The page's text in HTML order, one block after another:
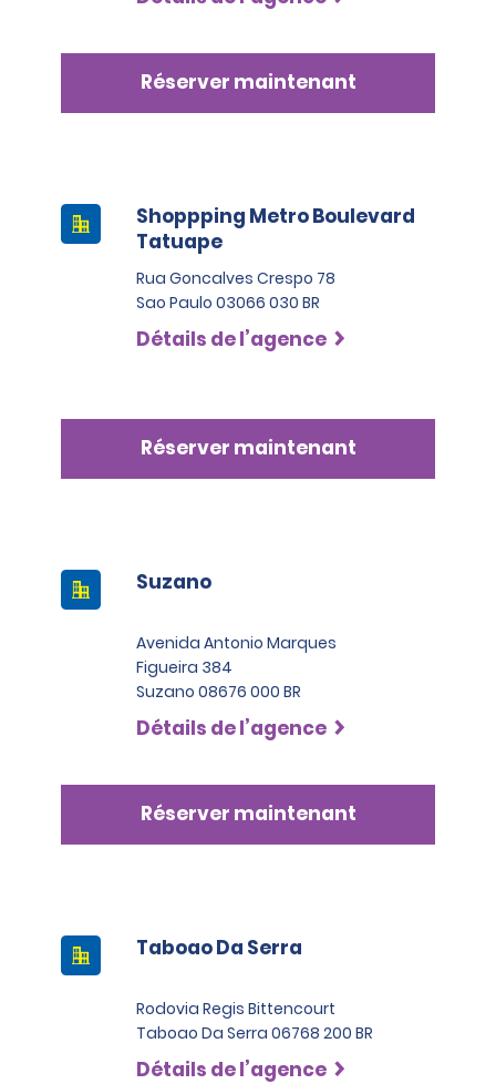
Réserver maintenant
Shoppping Metro Boulevard
Tatuape
Rua Goncalves Crespo 78
Sao Paulo 03066 030 BR
Détails de l’agence
Réserver maintenant
Suzano
Avenida Antonio Marques
Figueira 384
Suzano 08676 000 BR
Détails de l’agence
Réserver maintenant
Taboao Da Serra
Rodovia Regis Bittencourt
Taboao Da Serra 06768 200 BR
Détails de l’agence